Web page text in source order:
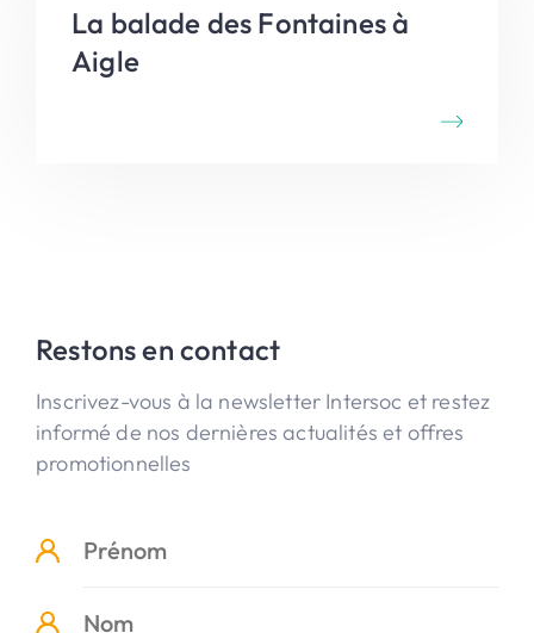
La balade des Fontaines à
Aigle
Restons en contact
Inscrivez-vous à la newsletter Intersoc et restez
informé de nos dernières actualités et offres
promotionnelles